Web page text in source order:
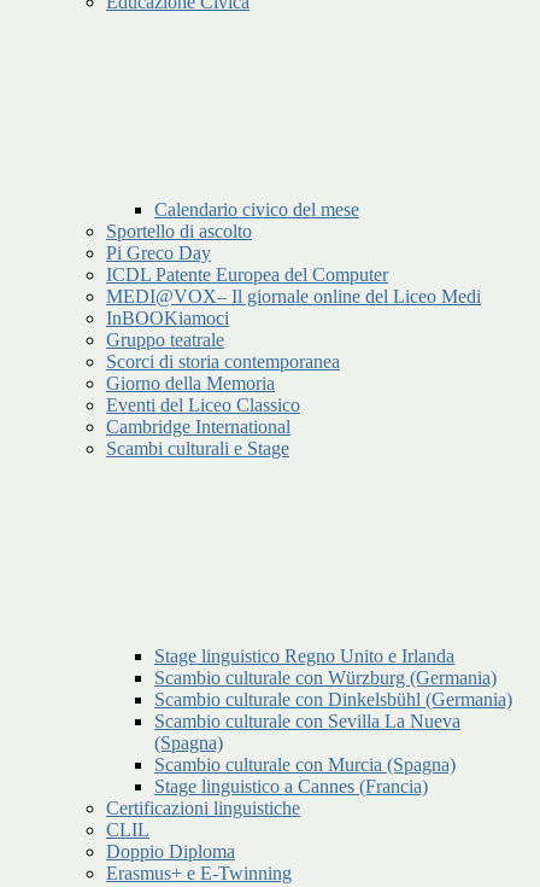
Calendario civico del mese
Sportello di ascolto
Pi Greco Day
ICDL Patente Europea del Computer
MEDI@VOX– Il giornale online del Liceo Medi
InBOOKiamoci
Gruppo teatrale
Scorci di storia contemporanea
Giorno della Memoria
Eventi del Liceo Classico
Cambridge International
Scambi culturali e Stage
Stage linguistico Regno Unito e Irlanda
Scambio culturale con Würzburg (Germania)
Scambio culturale con Dinkelsbühl (Germania)
Scambio culturale con Sevilla La Nueva
(Spagna)
Scambio culturale con Murcia (Spagna)
Stage linguistico a Cannes (Francia)
Certificazioni linguistiche
CLIL
Doppio Diploma
Erasmus+ e E-Twinning